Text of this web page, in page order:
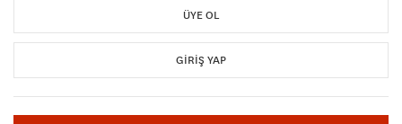
ÜYE OL
GIRIŞ YAP